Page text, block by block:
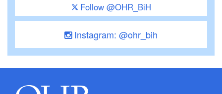
Follow @OHR_BiH
Instagram: @ohr_bih